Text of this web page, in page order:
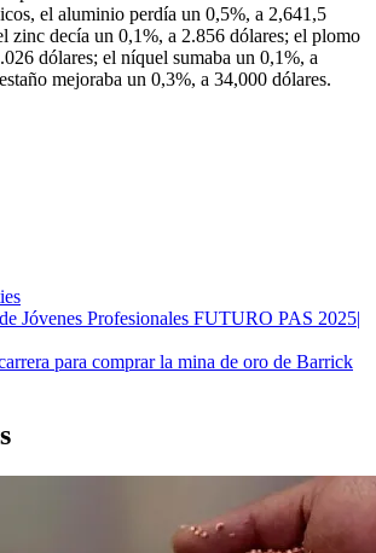
el aluminio perdía un 0,5%, a 2,641,5
zinc decía un 0,1%, a 2.856 dólares; el plomo
dólares; el níquel sumaba un 0,1%, a
mejoraba un 0,3%, a 34,000 dólares.
Jóvenes Profesionales FUTURO PAS 2025|
para comprar la mina de oro de Barrick